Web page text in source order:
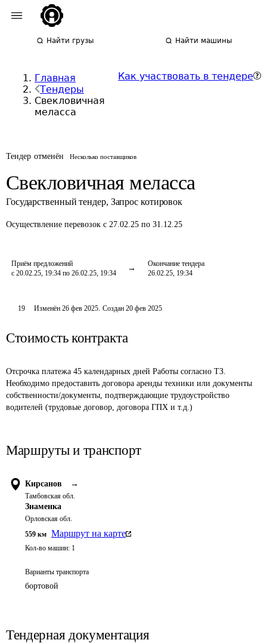
Найти грузы Найти машины
Главная
Тендеры
Свекловичная
меласса
Как участвовать в тендере
Тендер отменён Несколько поставщиков
Свекловичная меласса
Государственный тендер, Запрос котировок
Осуществление перевозок с 27.02.25 по 31.12.25
Приём предложений
с 20.02.25, 19:34 по 26.02.25, 19:34
Окончание тендера
26.02.25, 19:34
19 Изменён26 фев 2025. Создан 20 фев 2025
Стоимость контракта
Отсрочка платежа 45 календарных дней Работы согласно ТЗ.
Необходимо предоставить договора аренды техники или документы
собственности/документы, подтверждающие трудоустройство
водителей (трудовые договор, договора ГПХ и т.д.)
Маршруты и транспорт
Кирсанов →
Тамбовская обл.
Знаменка
Орловская обл.
559 км Маршрут на карте
Кол-во машин: 1
Варианты транспорта
бортовой
Тендерная документация